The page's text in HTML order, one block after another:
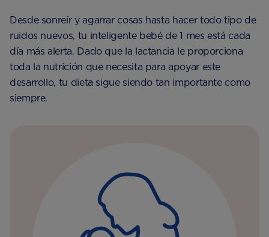
Desde sonreír y agarrar cosas hasta hacer todo tipo de
ruidos nuevos, tu inteligente bebé de 1 mes está cada
día más alerta. Dado que la lactancia le proporciona
toda la nutrición que necesita para apoyar este
desarrollo, tu dieta sigue siendo tan importante como
siempre.